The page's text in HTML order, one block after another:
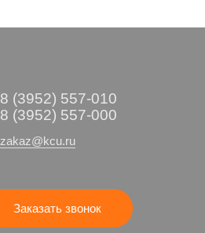
8 (3952) 557-010
8 (3952) 557-000
zakaz@kcu.ru
Заказать звонок